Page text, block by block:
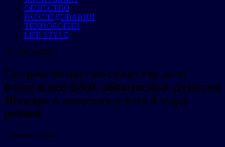
ОБЩЕСТВО
РАССЛЕДОВАНИЯ
ТЕХНОЛОГИИ
LIFE STYLE
ЭКОНОМИКА
Суд рассмотрит по существу дело
владельцев B&B, обвиняемых Денисом
Шапиро в хищении у него 4 млрд
рублей
7 февраля 2024